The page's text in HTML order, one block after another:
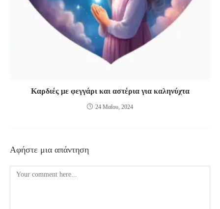
Καρδιές με φεγγάρι και αστέρια για καληνύχτα
24 Μαΐου, 2024
Αφήστε μια απάντηση
Comment